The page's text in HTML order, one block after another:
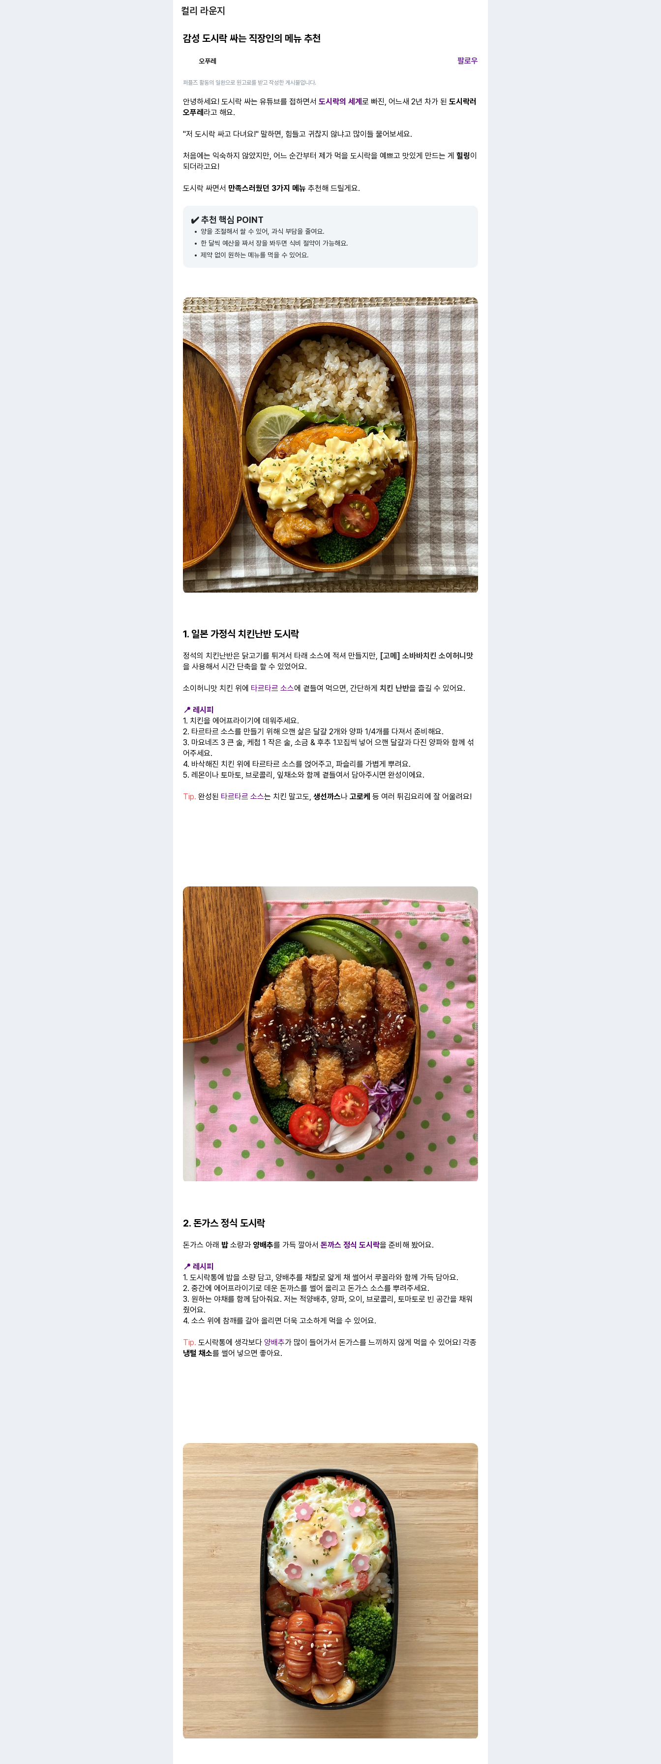
컬리 라운지
감성 도시락 싸는 직장인의 메뉴 추천
오푸레 팔로우
퍼플즈 활동의 일환으로 원고료를 받고 작성한 게시물입니다.
안녕하세요! 도시락 싸는 유튜브를 접하면서 도시락의 세계 로 빠진, 어느새 2년 차가 된 도시락러
오푸레 라고 해요.
"저 도시락 싸고 다녀요!" 말하면, 힘들고 귀찮지 않냐고 많이들 물어보세요.
처음에는 익숙하지 않았지만, 어느 순간부터 제가 먹을 도시락을 예쁘고 맛있게 만드는 게 힐링이
되더라고요!
도시락 싸면서 만족스러웠던 3가지 메뉴 추천해 드릴게요.
✔️ 추천 핵심 POINT
양을 조절해서 쌀 수 있어, 과식 부담을 줄여요.
한 달씩 예산을 짜서 장을 봐두면 식비 절약이 가능해요.
제약 없이 원하는 메뉴를 먹을 수 있어요.
1. 일본 가정식 치킨난반 도시락
정석의 치킨난반은 닭고기를 튀겨서 타래 소스에 적셔 만들지만, [고메] 소바바치킨 소이허니맛
을 사용해서 시간 단축을 할 수 있었어요.
소이허니맛 치킨 위에 타르타르 소스에 곁들여 먹으면, 간단하게 치킨 난반을 즐길 수 있어요.
📍 레시피
1. 치킨을 에어프라이기에 데워주세요.
2. 타르타르 소스를 만들기 위해 으깬 삶은 달걀 2개와 양파 1/4개를 다져서 준비해요.
3. 마요네즈 3 큰 술, 케첩 1 작은 술, 소금 & 후추 1꼬집씩 넣어 으깬 달걀과 다진 양파와 함께 섞
어주세요.
4. 바삭해진 치킨 위에 타르타르 소스를 얹어주고, 파슬리를 가볍게 뿌려요.
5. 레몬이나 토마토, 브로콜리, 잎채소와 함께 곁들여서 담아주시면 완성이에요.
Tip. 완성된 타르타르 소스는 치킨 말고도, 생선까스나 고로케 등 여러 튀김요리에 잘 어울려요!
2. 돈가스 정식 도시락
돈가스 아래 밥 소량과 양배추를 가득 깔아서 돈까스 정식 도시락을 준비해 봤어요.
📍 레시피
1. 도시락통에 밥을 소량 담고, 양배추를 채칼로 얇게 채 썰어서 루꼴라와 함께 가득 담아요.
2. 중간에 에어프라이기로 데운 돈까스를 썰어 올리고 돈가스 소스를 뿌려주세요.
3. 원하는 야채를 함께 담아줘요. 저는 적양배추, 양파, 오이, 브로콜리, 토마토로 빈 공간을 채워
줬어요.
4. 소스 위에 참깨를 갈아 올리면 더욱 고소하게 먹을 수 있어요.
Tip. 도시락통에 생각보다 양배추가 많이 들어가서 돈가스를 느끼하지 않게 먹을 수 있어요! 각종
냉털 채소를 썰어 넣으면 좋아요.